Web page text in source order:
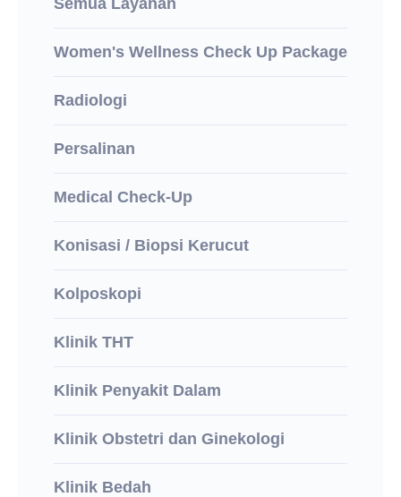
Semua Layanan
Women's Wellness Check Up Package
Radiologi
Persalinan
Medical Check-Up
Konisasi / Biopsi Kerucut
Kolposkopi
Klinik THT
Klinik Penyakit Dalam
Klinik Obstetri dan Ginekologi
Klinik Bedah